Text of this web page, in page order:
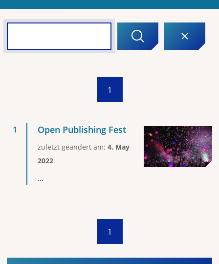
1
Open Publishing Fest
zuletzt geändert am: 4. May
2022
...
1